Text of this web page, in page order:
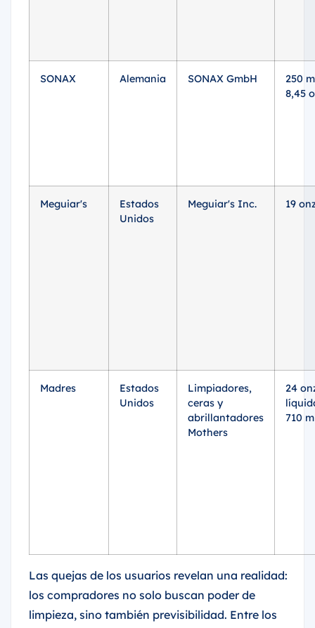
SONAX Alemania SONAX GmbH
250
8,45
Meguiar's
Estados
Unidos
Meguiar's Inc. 19
Madres
Estados
Unidos
Limpiadores,
ceras y
abrillantadores
Mothers
24
710
Las quejas de los usuarios revelan una realidad:
los compradores no solo buscan poder de
limpieza, sino también previsibilidad. Entre los